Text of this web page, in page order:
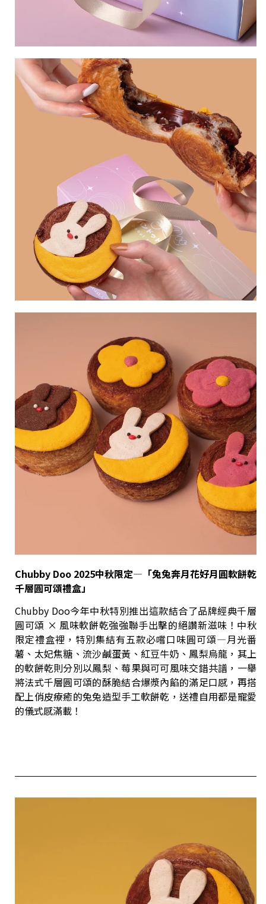
Chubby Doo 2025中秋限定— 「兔兔奔月花好月圓軟餅乾
千層圓可頌禮盒」
Chubby Doo今年中秋特別推出這款結合了品牌經典千層
圓可頌 × 風味軟餅乾強強聯手出擊的絕讚新滋味！中秋
限定禮盒裡，特別集結有五款必嚐口味圓可頌—月光番
薯、太妃焦糖、流沙鹹蛋黃、紅豆牛奶、鳳梨烏龍，其上
的軟餅乾則分別以鳳梨、莓果與可可風味交錯共譜，一舉
將法式千層圓可頌的酥脆結合爆漿內餡的滿足口感，再搭
配上俏皮療癒的兔兔造型手工軟餅乾，送禮自用都是寵愛
的儀式感滿載！